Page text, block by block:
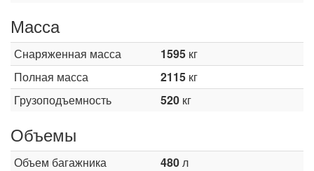
Масса
Снаряженная масса 1595 кг
Полная масса
2115 кг
Грузоподъемность
520 кг
Объемы
Объем багажника 480л